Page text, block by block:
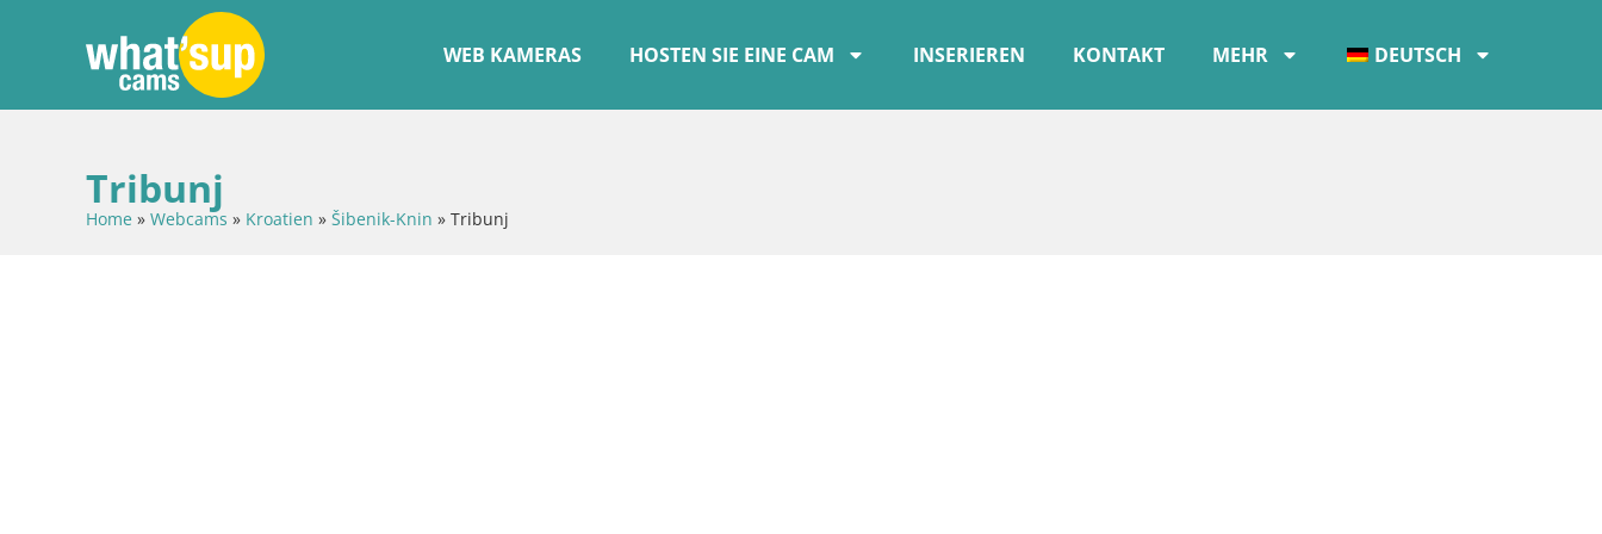
WEB KAMERAS HOSTEN SIE EINE CAM INSERIEREN KONTAKT MEHR DEUTSCH
Tribunj
Home » Webcams » Kroatien » Šibenik-Knin » Tribunj